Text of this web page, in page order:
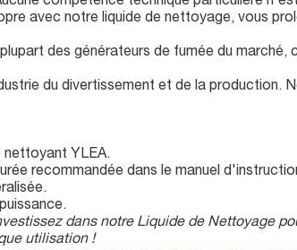
avec notre liquide de nettoyage, vous
des générateurs de fumée du marché,
du divertissement et de la production.
nettoyant YLEA.
recommandée dans le manuel
dans notre Liquide de Nettoyage
utilisation !